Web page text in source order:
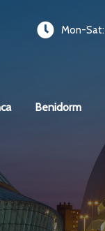
Mon-
Benidorm